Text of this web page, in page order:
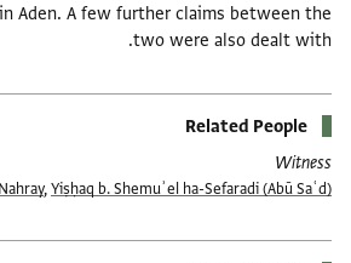
Aden. A few further claims between the
two were also dealt with.
Related People
Witness
(Abū Saʿd) Nissim b. Nahray
,Yiṣḥaq b. Shemuʾel ha-Sefaradi